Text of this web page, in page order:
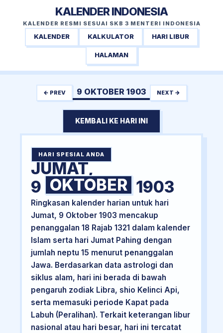
KALENDER INDONESIA
KALENDER RESMI SESUAI SKB 3 MENTERI INDONESIA
KALENDER KALKULATOR HARI LIBUR
HALAMAN
← PREV 9 OKTOBER 1903 NEXT →
KEMBALI KE HARI INI
HARI SPESIAL ANDA
JUMAT,
9 OKTOBER 1903
Ringkasan kalender harian untuk hari
Jumat, 9 Oktober 1903 mencakup
penanggalan 18 Rajab 1321 dalam kalender
Islam serta hari Jumat Pahing dengan
jumlah neptu 15 menurut penanggalan
Jawa. Berdasarkan data astrologi dan
siklus alam, hari ini berada di bawah
pengaruh zodiak Libra, shio Kelinci Api,
serta memasuki periode Kapat pada
Labuh (Peralihan). Terkait keterangan libur
nasional atau hari besar, hari ini tercatat